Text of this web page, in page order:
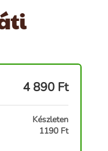
4 890 Ft
Készleten
1190 Ft